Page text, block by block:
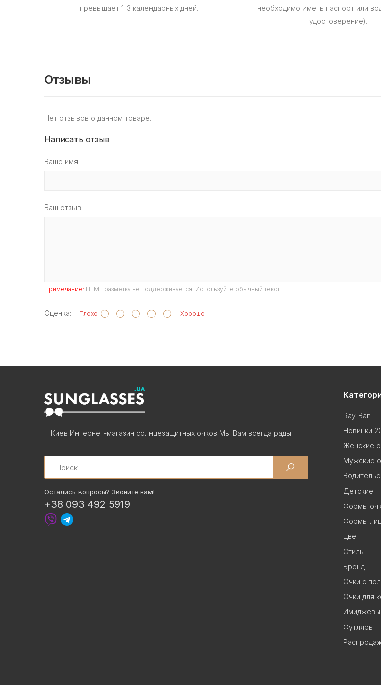
превышает 1-3 календарных дней.
необходимо иметь паспорт или
удостоверение).
Отзывы
Нет отзывов о данном товаре.
Написать отзыв
Ваше имя:
Ваш отзыв:
Примечание: HTML разметка не поддерживается! Используйте обычный текст.
Оценка: Плохо Хорошо
г. Киев Интернет-магазин солнцезащитных очков Мы Вам всегда рады!
Search
Остались вопросы? Звоните нам!
+38 093 492 5919
Ray-Ban
Новинки
Женские
Мужские
Детские
Формы
Формы
Цвет
Стиль
Бренд
Очки с
Очки для
Футляры